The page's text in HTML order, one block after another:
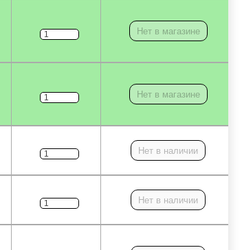
Нет в магазине
Нет в магазине
Нет в наличии
Нет в наличии